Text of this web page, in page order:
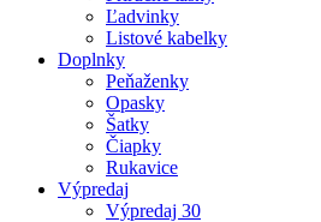
Ľadvinky
Listové kabelky
Doplnky
Peňaženky
Opasky
Šatky
Čiapky
Rukavice
Výpredaj
Výpredaj 30